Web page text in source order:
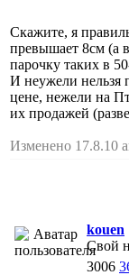
Скажите, я
превышает 8см (а
парочку таких в
И неужели нельзя
цене, нежели на
их продажей
Изменено 17.8.10
kouen
Свой
3006